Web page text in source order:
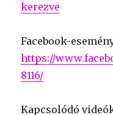
kerezve
Facebook-
https://
8116/
Kapcsolódó